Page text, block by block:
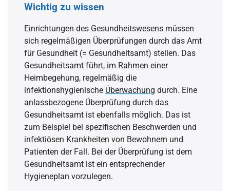
Wichtig zu wissen
Einrichtungen des Gesundheitswesens müssen
sich regelmäßigen Überprüfungen durch das Amt
für Gesundheit (= Gesundheitsamt) stellen. Das
Gesundheitsamt führt, im Rahmen einer
Heimbegehung, regelmäßig die
infektionshygienische Überwachung durch. Eine
anlassbezogene Überprüfung durch das
Gesundheitsamt ist ebenfalls möglich. Das ist
zum Beispiel bei spezifischen Beschwerden und
infektiösen Krankheiten von Bewohnern und
Patienten der Fall. Bei der Überprüfung ist dem
Gesundheitsamt ist ein entsprechender
Hygieneplan vorzulegen.